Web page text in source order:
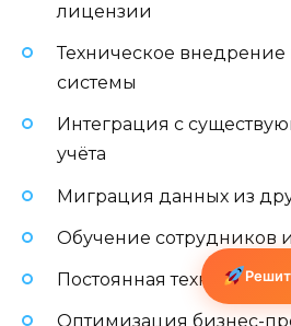
лицензии
Техническое внедрение
системы
Интеграция с
учёта
Миграция данных из
Обучение сотрудников
Постоянная
Оптимизация бизнес-